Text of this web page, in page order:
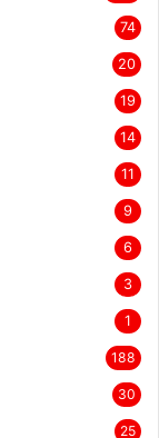
74
20
19
14
11
9
6
3
1
188
30
25